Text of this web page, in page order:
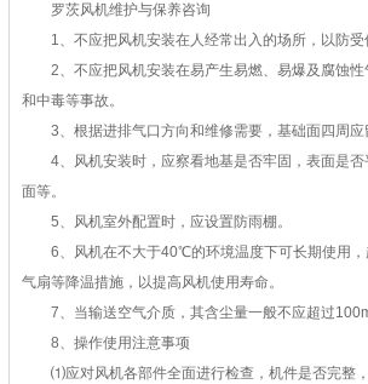
罗茨风机维护与保养咨询
1、不应把风机安装在人经常出入的场所，以防受
2、不应把风机安装在易产生易燃、易爆及腐蚀性
和中毒等事故。
3、根据进排气口方向和维修需要，基础面四周应
4、风机安装时，应察看地基是否牢固，表面是否
面等。
5、风机室外配置时，应设置防雨棚。
6、风机在不大于40℃的环境温度下可长期使用，
气扇等降温措施，以提高风机使用寿命。
7、当输送空气介质，其含尘量一般不应超过
8、操作使用注意事项
⑴应对风机各部件全面进行检查，机件是否完整，